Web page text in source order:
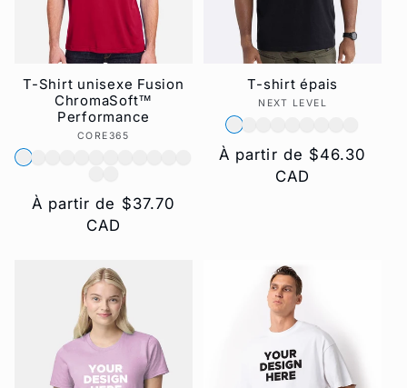
T-Shirt unisexe Fusion
ChromaSoft™
Performance
Fournisseur :
CORE365
PrixÀ partir de $37.70
CAD
T-shirt épais
Fournisseur :
NEXT LEVEL
PrixÀ partir de $46.30
CAD